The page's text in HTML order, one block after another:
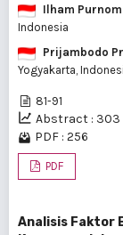
Ilham
Indonesia
Prijambodo
Yogyakarta,
81-91
Abstract : 303
PDF : 256
PDF
Analisis Faktor